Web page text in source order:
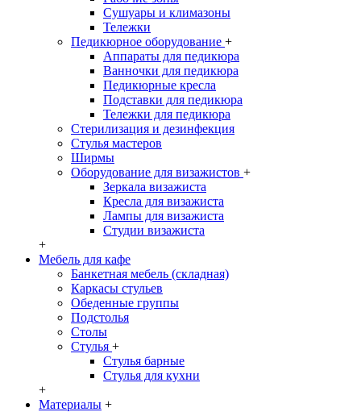
Сушуары и климазоны
Тележки
Педикюрное оборудование +
Аппараты для педикюра
Ванночки для педикюра
Педикюрные кресла
Подставки для педикюра
Тележки для педикюра
Стерилизация и дезинфекция
Стулья мастеров
Ширмы
Оборудование для визажистов +
Зеркала визажиста
Кресла для визажиста
Лампы для визажиста
Студии визажиста
+
Мебель для кафе
Банкетная мебель (складная)
Каркасы стульев
Обеденные группы
Подстолья
Столы
Стулья +
Стулья барные
Стулья для кухни
+
Материалы +